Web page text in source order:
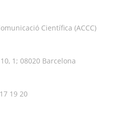
Científica (ACCC)
1; 08020 Barcelona
19 20